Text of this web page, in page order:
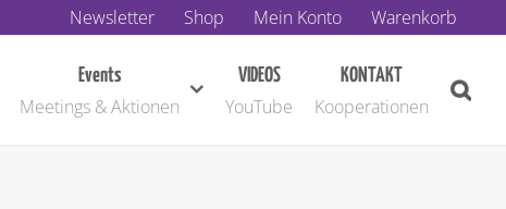
Newsletter Shop Mein Konto Warenkorb
Events
Meetings & Aktionen
VIDEOS
YouTube
KONTAKT
Kooperationen